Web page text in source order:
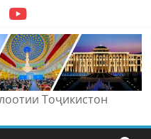
Тоҷикистон